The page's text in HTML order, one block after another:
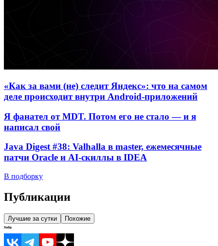
«Как за вами (не) следит Яндекс»: что на самом
деле происходит внутри Android-приложений
Я фанател от MDT. Потом его не стало — и я
написал свой
Java Digest #38: Valhalla в master, ежемесячные
патчи Oracle и AI-скиллы в IDEA
В подборку
Публикации
Лучшие за сутки Похожие